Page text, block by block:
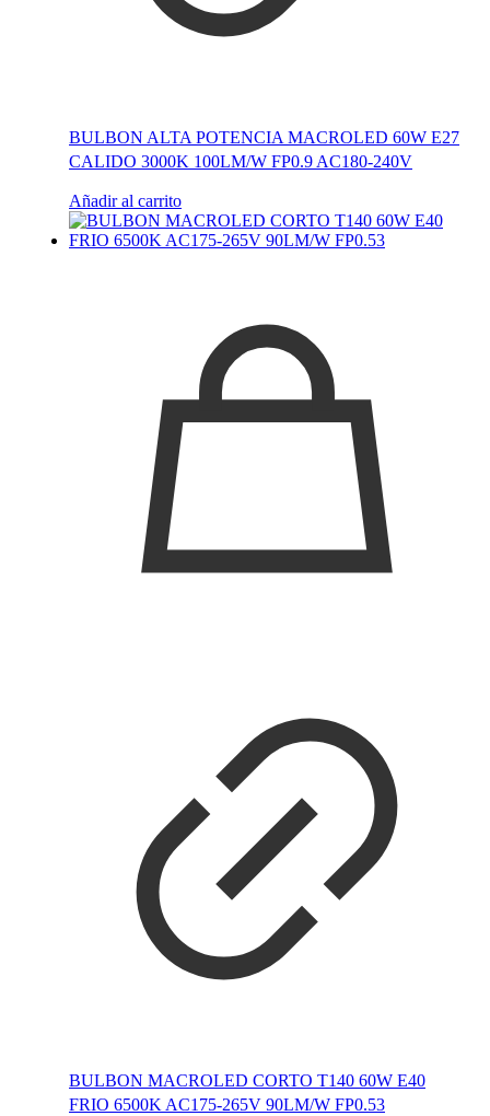
BULBON ALTA POTENCIA MACROLED 60W E27
CALIDO 3000K 100LM/W FP0.9 AC180-240V
Añadir al carrito
BULBON MACROLED CORTO T140 60W E40
FRIO 6500K AC175-265V 90LM/W FP0.53